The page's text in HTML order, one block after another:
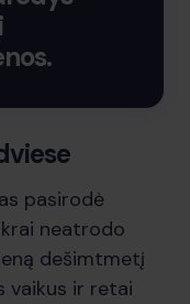
pasirodė
neatrodo
dešimtmetį
vaikus ir retai